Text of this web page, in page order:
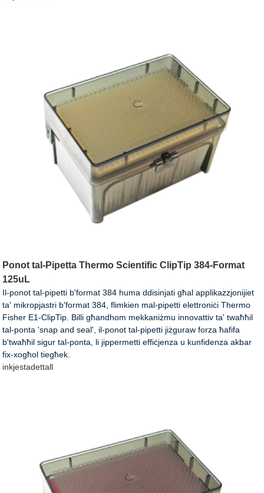
Ponot tal-Pipetta Thermo Scientific ClipTip 384-Format
125uL
Il-ponot tal-pipetti b'format 384 huma ddisinjati għal applikazzjonijiet
ta' mikropjastri b'format 384, flimkien mal-pipetti elettroniċi Thermo
Fisher E1-ClipTip. Billi għandhom mekkaniżmu innovattiv ta' twaħħil
tal-ponta 'snap and seal', il-ponot tal-pipetti jiżguraw forza ħafifa
b'twaħħil sigur tal-ponta, li jippermetti effiċjenza u kunfidenza akbar
fix-xogħol tiegħek.
inkjestadettall